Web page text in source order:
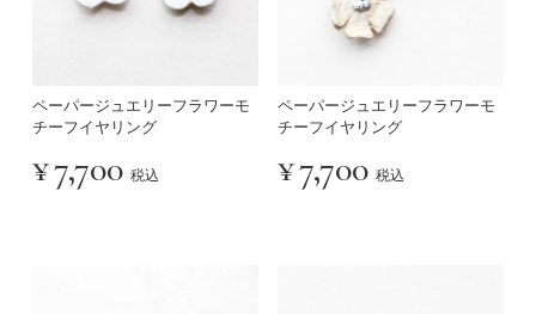
ペーパージュエリーフラワーモ
チーフイヤリング
¥7,700 税込
ペーパージュエリーフラワーモ
チーフイヤリング
¥7,700 税込